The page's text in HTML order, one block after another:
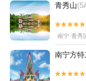
青秀山


南宁·青秀
南宁方

